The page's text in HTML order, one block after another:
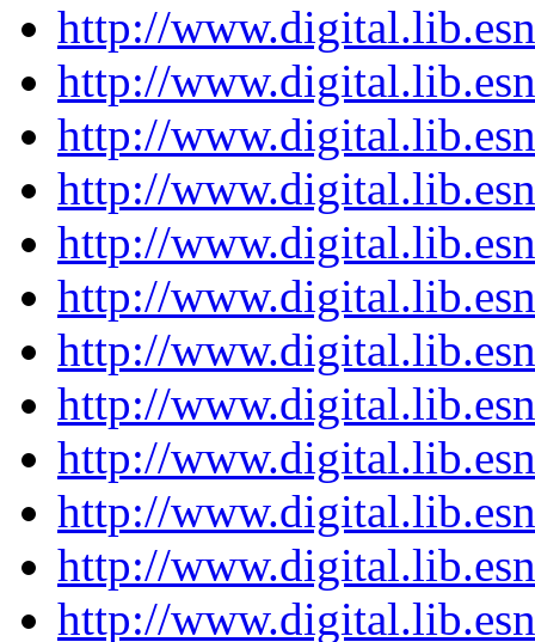
http://
http://
http://
http://
http://
http://
http://
http://
http://
http://
http://
http://